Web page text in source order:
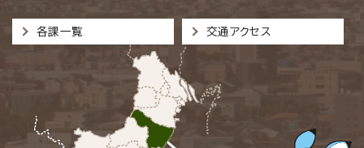
各課一覧 交通アクセス